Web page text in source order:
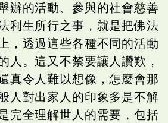
辦的活動、參與的社會慈善
利生所行之事，就是把佛法
，透過這些各種不同的活動
人。這又不禁要讓人讚歎，
真令人難以想像，怎麼會那
人對出家人的印象多是不解
完全理解世人的需要，包括